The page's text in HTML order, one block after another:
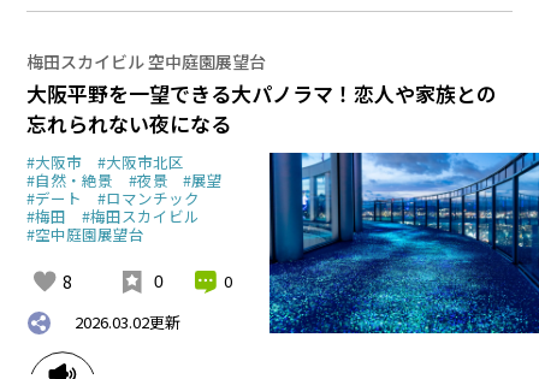
梅田スカイビル 空中庭園展望台
大阪平野を一望できる大パノラマ！恋人や家族との
忘れられない夜になる
#大阪市 #大阪市北区
#自然・絶景 #夜景 #展望
#デート #ロマンチック
#梅田 #梅田スカイビル
#空中庭園展望台
8 0
0
2026.03.02更新